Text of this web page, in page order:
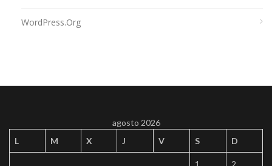
WordPress.org
agosto 2026
L
M X J V S D
1 2